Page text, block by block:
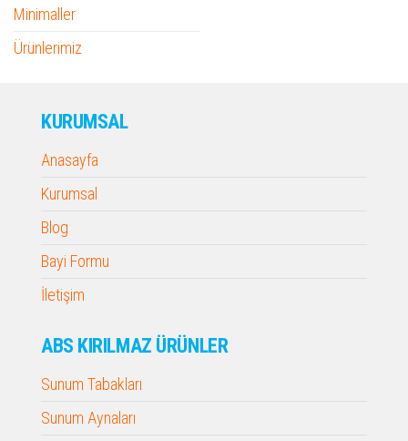
Minimaller
Ürünlerimiz
KURUMSAL
Anasayfa
Kurumsal
Blog
Bayi Formu
İletişim
ABS KIRILMAZ ÜRÜNLER
Sunum Tabakları
Sunum Aynaları